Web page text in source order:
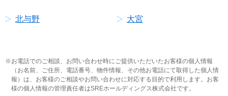
北与野 大宮
お電話でのご相談、お問い合わせ時にご提供いただいたお客様の個人情報
（お名前、ご住所、電話番号、物件情報、その他お電話にて取得した個人情
報）は、お客様のご相談やお問い合わせに対応する目的で利用します。お客
様の個人情報の管理責任者はSREホールディングス株式会社です。